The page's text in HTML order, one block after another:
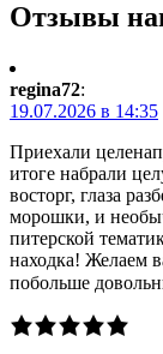
Отзывы
regina72:
19.07.2026 в 14:35
Приехали
итоге набрали
восторг, глаза
морошки, и
питерской
находка! Желаем
побольше